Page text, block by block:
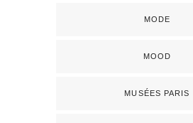
MODE
MOOD
MUSÉES PARIS